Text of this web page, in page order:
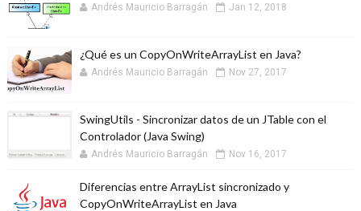
Andrés Mauricio Barragán Jan 12, 2018
¿Qué es un CopyOnWriteArrayList en Java?
Andrés Mauricio Barragán Nov 27, 2017
SwingUtils - Sincronizar datos de un JTable con el
Controlador (Java Swing)
Andrés Mauricio Barragán Nov 16, 2017
Diferencias entre ArrayList sincronizado y
CopyOnWriteArrayList en Java